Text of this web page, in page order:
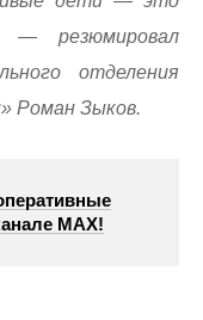
— резюмировал
отделения
Роман Зыков.
МАХ!